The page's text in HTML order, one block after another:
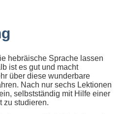
hebräische Sprache lassen
ist es gut und macht
über diese wunderbare
Nach nur sechs Lektionen
selbstständig mit Hilfe einer
zu studieren.